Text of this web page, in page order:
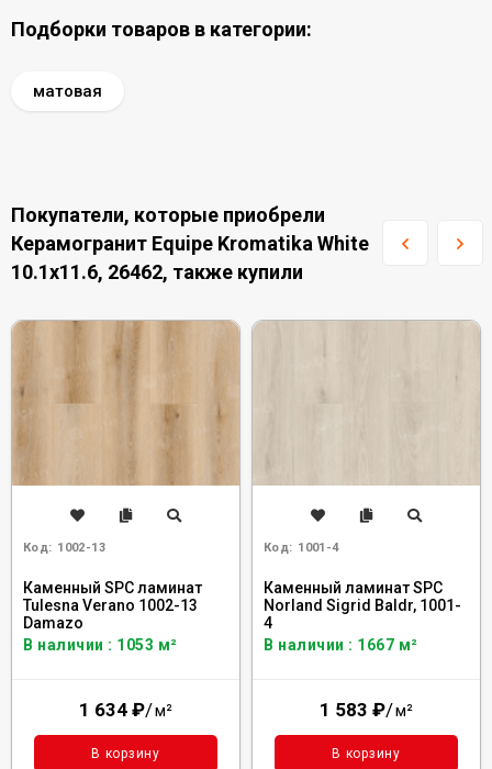
Подборки товаров в категории:
матовая
Покупатели, которые приобрели
Керамогранит Equipe Kromatika White
10.1x11.6, 26462, также купили
Код: 1002-13
Каменный SPC ламинат
Tulesna Verano 1002-13
Damazo
В наличии : 1053 м²
1 634 ₽/м²
В корзину
Код: 1001-4
Каменный ламинат SPC
Norland Sigrid Baldr, 1001-
4
В наличии : 1667 м²
1 583 ₽/м²
В корзину